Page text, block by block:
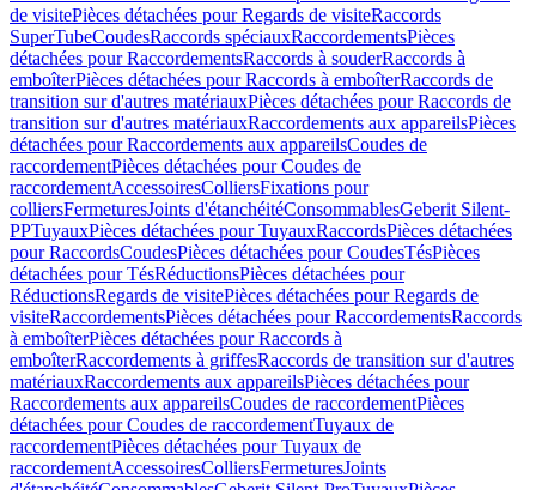
de visitePièces détachées pour Regards de visiteRaccords
SuperTubeCoudesRaccords spéciauxRaccordementsPièces
détachées pour RaccordementsRaccords à souderRaccords à
emboîterPièces détachées pour Raccords à emboîterRaccords de
transition sur d'autres matériauxPièces détachées pour Raccords de
transition sur d'autres matériauxRaccordements aux appareilsPièces
détachées pour Raccordements aux appareilsCoudes de
raccordementPièces détachées pour Coudes de
raccordementAccessoiresColliersFixations pour
colliersFermeturesJoints d'étanchéitéConsommablesGeberit Silent-
PPTuyauxPièces détachées pour TuyauxRaccordsPièces détachées
pour RaccordsCoudesPièces détachées pour CoudesTésPièces
détachées pour TésRéductionsPièces détachées pour
RéductionsRegards de visitePièces détachées pour Regards de
visiteRaccordementsPièces détachées pour RaccordementsRaccords
à emboîterPièces détachées pour Raccords à
emboîterRaccordements à griffesRaccords de transition sur d'autres
matériauxRaccordements aux appareilsPièces détachées pour
Raccordements aux appareilsCoudes de raccordementPièces
détachées pour Coudes de raccordementTuyaux de
raccordementPièces détachées pour Tuyaux de
raccordementAccessoiresColliersFermeturesJoints